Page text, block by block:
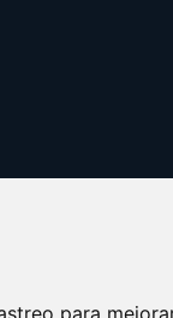
para